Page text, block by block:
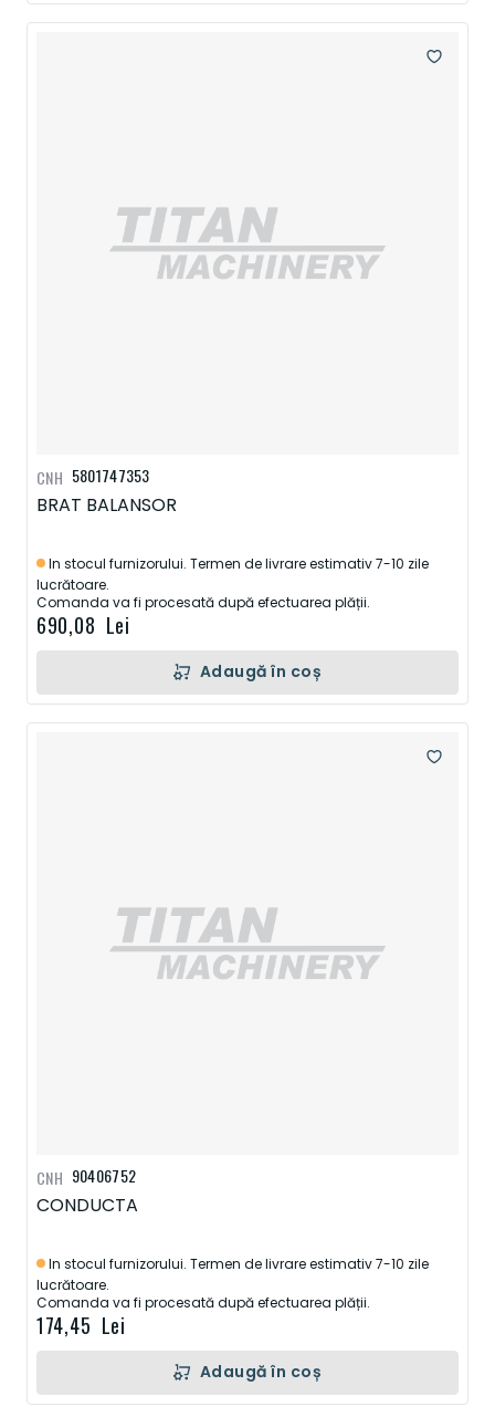
5801747353
BRAT BALANSOR
In stocul furnizorului. Termen de livrare estimativ 7-10 zile
lucrătoare.
Comanda va fi procesată după efectuarea plății.
690,08 Lei
CNH
Adaugă în coș
90406752
CONDUCTA
In stocul furnizorului. Termen de livrare estimativ 7-10 zile
lucrătoare.
Comanda va fi procesată după efectuarea plății.
174,45 Lei
CNH
Adaugă în coș